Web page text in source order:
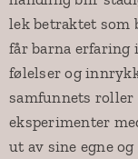
lek betraktet som
får barna erfaring
følelser og
samfunnets roller
eksperimenter
ut av sine egne